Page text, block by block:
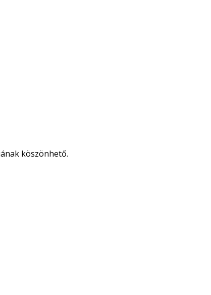
köszönhető.